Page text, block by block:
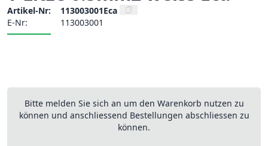
Artikel-Nr:
113003001Eca
E-Nr:
113003001
Bitte melden Sie sich an um den Warenkorb nutzen zu
können und anschliessend Bestellungen abschliessen zu
können.